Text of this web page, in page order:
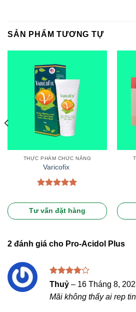
SẢN PHẨM TƯƠNG TỰ
THỰC PHẨM CHỨC NĂNG
Varicofix
hạng5.00
5 sao
Tư vấn đặt hàng
2 đánh giá cho Pro-Acidol Plus
Được
xếp hạng
45 sao
Thuỷ – 16 Tháng 8,
Mãi không thấy ai rep